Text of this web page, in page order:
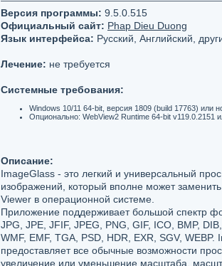
Версия программы: 9.5.0.515
Официальный сайт: Phap Dieu Duong
Язык интерфейса: Русский, Английский,
Лечение: не требуется
Системные требования:
Windows 10/11 64-bit, версия 1809 (build 17763) или
Опционально: WebView2 Runtime 64-bit v119.0.2151
Описание:
ImageGlass - это легкий и универсальный
изображений, который вполне может
Viewer в операционной системе.
Приложение поддерживает большой спектр
JPG, JPE, JFIF, JPEG, PNG, GIF, ICO, BMP,
WMF, EMF, TGA, PSD, HDR, EXR, SGV, WEBP.
предоставляет все обычные возможности
увеличение или уменьшение масштаба,